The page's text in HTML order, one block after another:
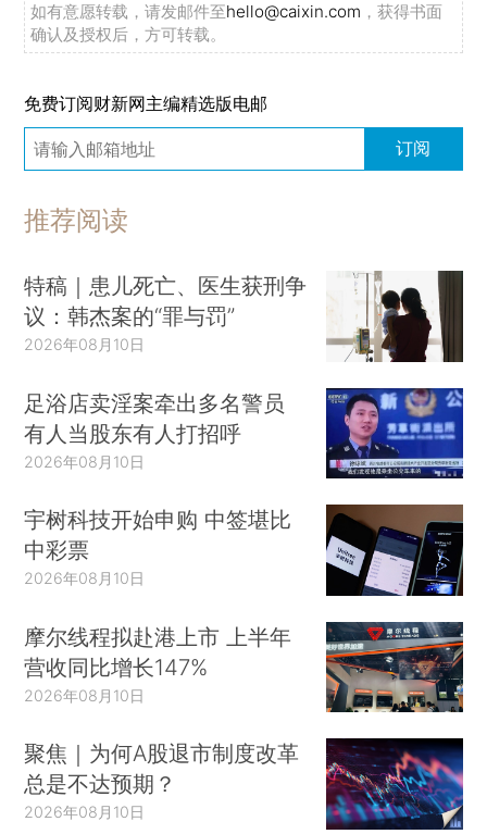
如有意愿转载，请发邮件至hello@caixin.com ，获得书面
确认及授权后，方可转载。
免费订阅财新网主编精选版电邮
订阅
推荐阅读
特稿｜患儿死亡、医生获刑争
议：韩杰案的“罪与罚”
2026年08月10日
足浴店卖淫案牵出多名警员
有人当股东有人打招呼
2026年08月10日
宇树科技开始申购 中签堪比
中彩票
2026年08月10日
摩尔线程拟赴港上市 上半年
营收同比增长147%
2026年08月10日
聚焦｜为何A股退市制度改革
总是不达预期？
2026年08月10日